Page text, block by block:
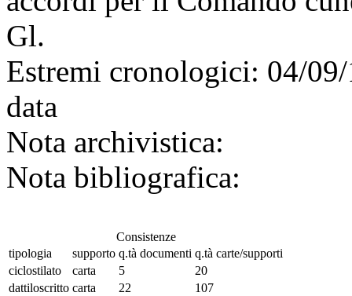
Gl.
Estremi cronologici: 04/
data
Nota archivistica:
Nota bibliografica:
Consistenze
tipologia
supporto q.tà documenti q.tà carte/supporti
ciclostilato
carta 5
20
dattiloscritto carta 22 107